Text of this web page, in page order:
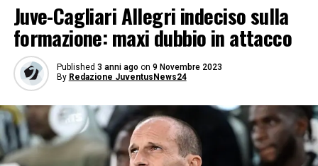
Juve-Cagliari Allegri indeciso sulla
formazione: maxi dubbio in attacco
Published 3 anni ago on 9 Novembre 2023
By Redazione JuventusNews24